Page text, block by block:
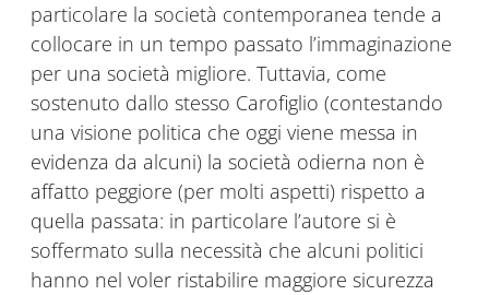
particolare la società contemporanea tende a
collocare in un tempo passato l’immaginazione
per una società migliore. Tuttavia, come
sostenuto dallo stesso Carofiglio (contestando
una visione politica che oggi viene messa in
evidenza da alcuni) la società odierna non è
affatto peggiore (per molti aspetti) rispetto a
quella passata: in particolare l’autore si è
soffermato sulla necessità che alcuni politici
hanno nel voler ristabilire maggiore sicurezza